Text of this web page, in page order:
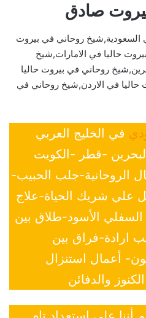
صادق
السعودية,شيخ روحاني في بيروت
حاليا في الامارات,شيخ
روحاني في بيروت حاليا
في الاردن,شيخ روحاني في
في الخليج العربي
-قطر -الكويت
الروحانية-جلب الحبيب-
علي شريك الحياة-علاج
الأسود-طلاق بين
ارادة-فراق بين
أعمال استنزال
والدفائن